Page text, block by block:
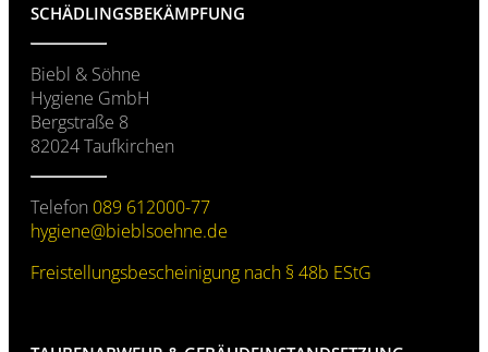
SCHÄDLINGS­BEKÄMPFUNG
Biebl & Söhne
Hygiene GmbH
Bergstraße 8
82024 Taufkirchen
Telefon 089 612000-77
hygiene@­bieblsoehne.de
Freistellungs­bescheinigung nach § 48b EStG